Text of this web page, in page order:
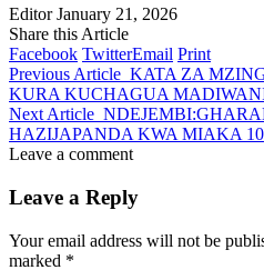
Editor January 21, 2026
Share this Article
Facebook TwitterEmail Print
Previous Article KATA ZA
KURA KUCHAGUA
Next Article
HAZIJAPANDA KWA MIAKA 10
Leave a comment
Leave a Reply
Your email address will not be
marked *